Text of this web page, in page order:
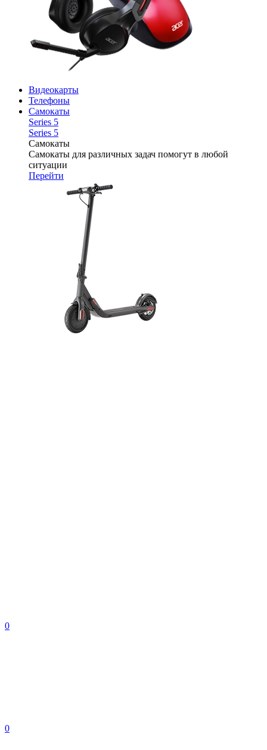
Видеокарты
Телефоны
Самокаты
Series 5
Series 5
Самокаты
Самокаты для различных задач помогут в любой
ситуации
Перейти
0
0